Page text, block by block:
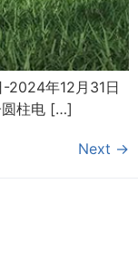
2024年12月31日
圆柱电 […]
Next →